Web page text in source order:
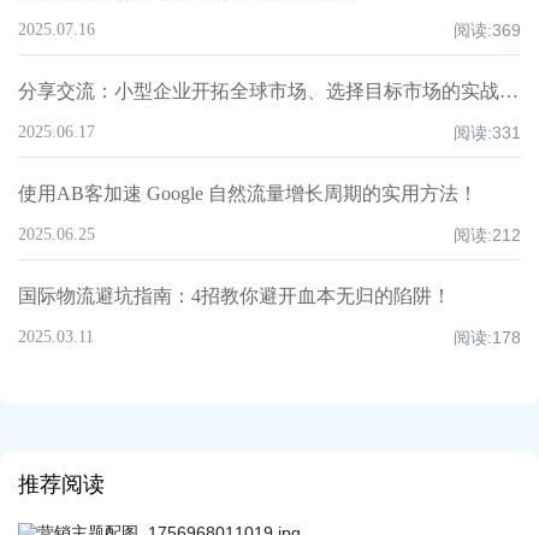
2025.07.16 阅读:369
分享交流：小型企业开拓全球市场、选择目标市场的实战经验！
2025.06.17 阅读:331
使用AB客加速 Google 自然流量增长周期的实用方法！
2025.06.25 阅读:212
国际物流避坑指南：4招教你避开血本无归的陷阱！
2025.03.11 阅读:178
推荐阅读